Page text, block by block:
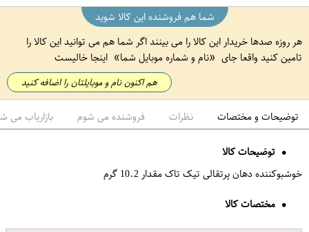
شما هم فروشنده این کالا شوید
هر روزه صدها خریدار این کالا را می بینند اگر شما هم می توانید این کالا را
تامین کنید واقعا جای
نام و شماره موبایل شما اینجا خالیست
هم اکنون نام و موبایلتان را اضافه کنید
توضیحات و مختصات نظرات فروشنده می شوم بازاریاب می
توضیحات کالا
خوشبوکننده دهان پرتقالی تیک تاک مقدار 10.2 گرم
مختصات کالا